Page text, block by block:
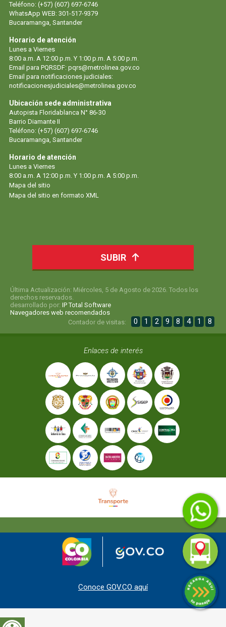
Teléfono: (+57) (607) 697-6746
WhatsApp WEB: 301-517-9379
Bucaramanga, Santander
Horario de atención
Lunes a Viernes
8:00 a.m. A 12:00 p.m. Y 1:00 p.m. A 5:00 p.m.
Email para PQRSDF: pqrs@metrolinea.gov.co
Email para notificaciones judiciales:
notificacionesjudiciales@metrolinea.gov.co
Ubicación sede administrativa
Autopista Floridablanca N° 86-30
Barrio Diamante II
Teléfono: (+57) (607) 697-6746
Bucaramanga, Santander
Horario de atención
Lunes a Viernes
8:00 a.m. A 12:00 p.m. Y 1:00 p.m. A 5:00 p.m.
Mapa del sitio
Mapa del sitio en formato XML
SUBIR
Última Actualización: Miércoles, 5 de Agosto de 2026. Todos los
derechos reservados.
desarrollado por: IP Total Software
Navegadores web recomendados
Contador de visitas:
0 1 2 9 8 4 1 8
Enlaces de interés
Conoce GOV.CO aquí